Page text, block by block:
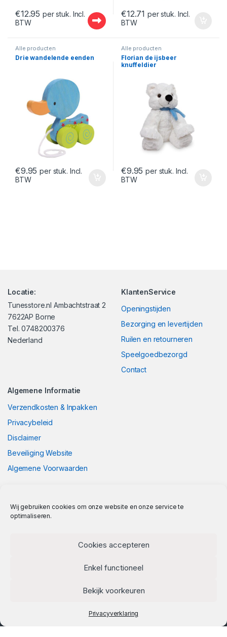
Wij gebruiken cookies om onze website en onze service te
optimaliseren.
Cookies accepteren
Enkel functioneel
Bekijk voorkeuren
Privacyverklaring
€12.95 per stuk. Incl.
BTW
€12.71 per stuk. Incl.
BTW
Alle producten
Drie wandelende eenden
€9.95 per stuk. Incl.
BTW
Alle producten
Florian de ijsbeer
knuffeldier
€9.95 per stuk. Incl.
BTW
Locatie:
Tunesstore.nl Ambachtstraat 2
7622AP Borne
Tel. 0748200376
Nederland
KlantenService
Openingstijden
Bezorging en levertijden
Ruilen en retourneren
Speelgoedbezorgd
Contact
Algemene Informatie
Verzendkosten & Inpakken
Privacybeleid
Disclaimer
Beveiliging Website
Algemene Voorwaarden